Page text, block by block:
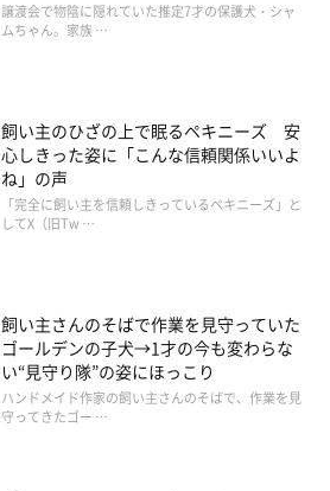
譲渡会で物陰に隠れていた推定7才の保護犬・シャ
ムちゃん。家族 …
飼い主のひざの上で眠るペキニーズ 安
心しきった姿に「こんな信頼関係いいよ
ね」の声
「完全に飼い主を信頼しきっているペキニーズ」と
してX（旧Tw …
飼い主さんのそばで作業を見守っていた
ゴールデンの子犬→1才の今も変わらな
い“見守り隊”の姿にほっこり
ハンドメイド作家の飼い主さんのそばで、作業を見
守ってきたゴー …